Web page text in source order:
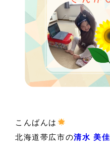
こんばんは
北海道帯広市の清水 美佳